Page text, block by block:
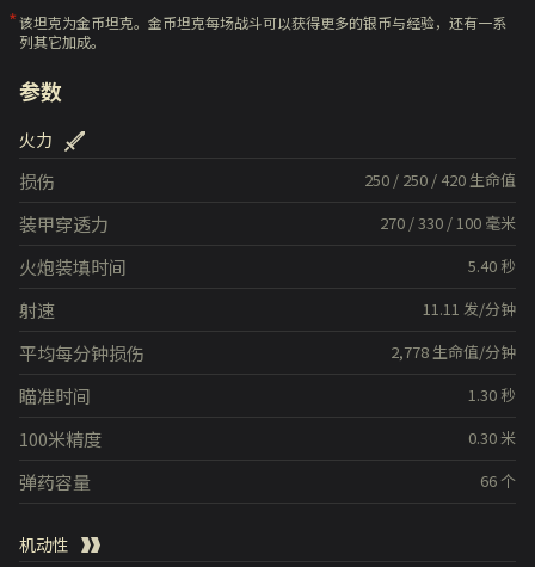
该坦克为金币坦克。金币坦克每场战斗可以获得更多的银币与经验，还有一系
列其它加成。
参数
火力
250 / 250 / 420 生命值
损伤
270 /330 / 100 毫米
装甲穿透力
5.40 秒
火炮装填时间
11.11 发/分钟
射速
2,778 生命值/分钟
平均每分钟损伤
1.30 秒
瞄准时间
0.30米
100米精度
66个
弹药容量
机动性